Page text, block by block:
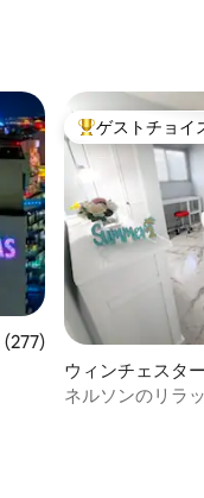
ー277件、5つ星中4.79
(277)
大好評のゲスト
ゲストチョイ
ウィンチェスタ
ン・アパート
ネルソンのリラッ